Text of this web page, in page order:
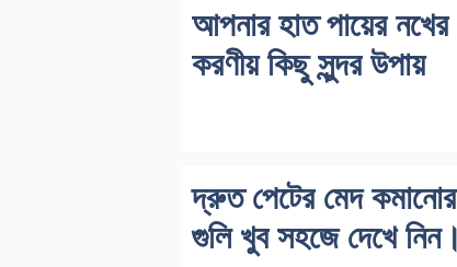
আপনার হাত পায়ের
করণীয় কিছু সুন্দর উপায়
দ্রুত পেটের মেদ
গুলি খুব সহজে দেখে নিন।